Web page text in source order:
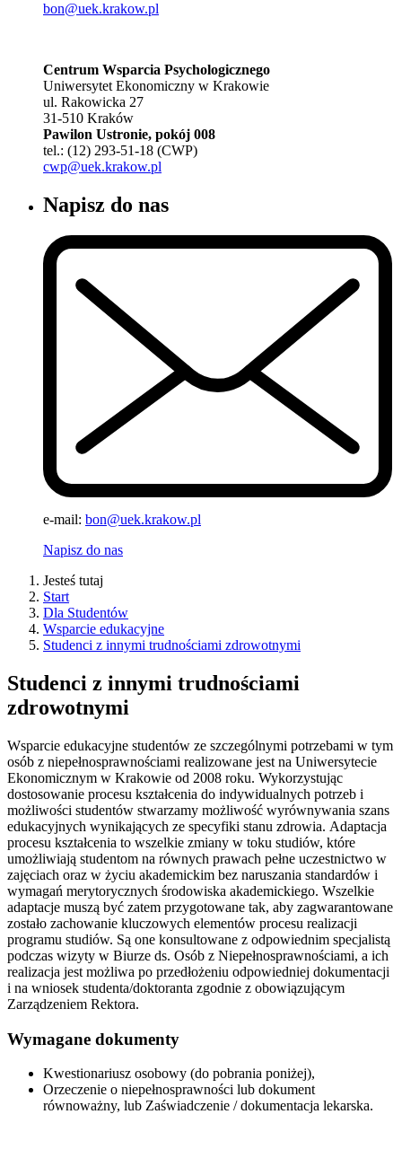
bon@uek.krakow.pl
Centrum Wsparcia Psychologicznego
Uniwersytet Ekonomiczny w Krakowie
ul. Rakowicka 27
31-510 Kraków
Pawilon Ustronie, pokój 008
tel.: (12) 293-51-18 (CWP)
cwp@uek.krakow.pl
Napisz do nas
e-mail: bon@uek.krakow.pl
Napisz do nas
Jesteś tutaj
Start
Dla Studentów
Wsparcie edukacyjne
Studenci z innymi trudnościami zdrowotnymi
Studenci z innymi trudnościami
zdrowotnymi
Wsparcie edukacyjne studentów ze szczególnymi potrzebami w tym
osób z niepełnosprawnościami realizowane jest na Uniwersytecie
Ekonomicznym w Krakowie od 2008 roku. Wykorzystując
dostosowanie procesu kształcenia do indywidualnych potrzeb i
możliwości studentów stwarzamy możliwość wyrównywania szans
edukacyjnych wynikających ze specyfiki stanu zdrowia. Adaptacja
procesu kształcenia to wszelkie zmiany w toku studiów, które
umożliwiają studentom na równych prawach pełne uczestnictwo w
zajęciach oraz w życiu akademickim bez naruszania standardów i
wymagań merytorycznych środowiska akademickiego. Wszelkie
adaptacje muszą być zatem przygotowane tak, aby zagwarantowane
zostało zachowanie kluczowych elementów procesu realizacji
programu studiów. Są one konsultowane z odpowiednim specjalistą
podczas wizyty w Biurze ds. Osób z Niepełnosprawnościami, a ich
realizacja jest możliwa po przedłożeniu odpowiedniej dokumentacji
i na wniosek studenta/doktoranta zgodnie z obowiązującym
Zarządzeniem Rektora.
Wymagane dokumenty
Kwestionariusz osobowy (do pobrania poniżej),
Orzeczenie o niepełnosprawności lub dokument
równoważny, lub Zaświadczenie / dokumentacja lekarska.